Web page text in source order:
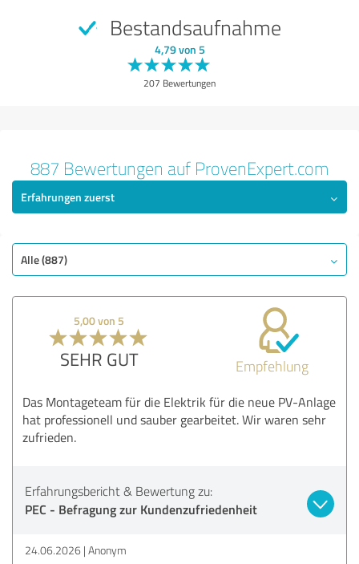
Bestandsaufnahme
4,79 von 5
207 Bewertungen
887 Bewertungen auf ProvenExpert.com
Erfahrungen zuerst
Alle (887)
5,00 von 5
SEHR GUT Empfehlung
Das Montageteam für die Elektrik für die neue PV-Anlage
hat professionell und sauber gearbeitet. Wir waren sehr
zufrieden.
Erfahrungsbericht & Bewertung zu:
PEC - Befragung zur Kundenzufriedenheit
24.06.2026 Anonym